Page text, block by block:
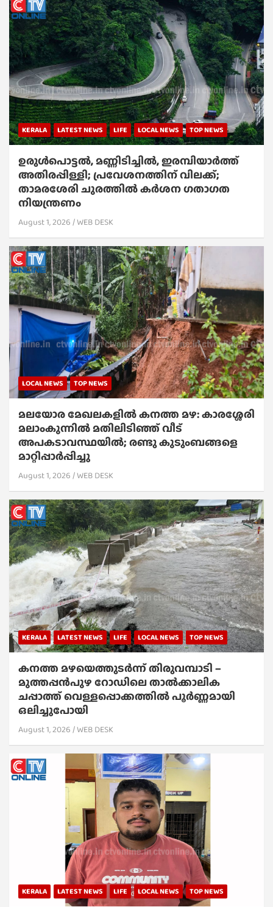
KERALA LATEST NEWS LIFE LOCAL NEWS TOP NEWS
ഉരുൾപൊട്ടൽ, മണ്ണിടിച്ചിൽ, ഇരമ്പിയാര്‍ത്ത്
അതിരപ്പിള്ളി; പ്രവേശനത്തിന് വിലക്ക്;
താമരശേരി ചുരത്തില്‍ കര്‍ശന ഗതാഗത
നിയന്ത്രണം
August 1, 2026 WEB DESK
LOCAL NEWS TOP NEWS
മലയോര മേഖലകളിൽ കനത്ത മഴ: കാരശ്ശേരി
മലാംകുന്നിൽ മതിലിടിഞ്ഞ് വീട്
അപകടാവസ്ഥയിൽ; രണ്ടു കുടുംബങ്ങളെ
മാറ്റിപ്പാർപ്പിച്ചു
August 1, 2026 WEB DESK
KERALA LATEST NEWS LIFE LOCAL NEWS TOP NEWS
കനത്ത മഴയെത്തുടർന്ന് തിരുവമ്പാടി –
മുത്തപ്പൻപുഴ റോഡിലെ താൽക്കാലിക
ചപ്പാത്ത് വെള്ളപ്പൊക്കത്തിൽ പൂർണ്ണമായി
ഒലിച്ചുപോയി
August 1, 2026 WEB DESK
KERALA LATEST NEWS LIFE LOCAL NEWS TOP NEWS